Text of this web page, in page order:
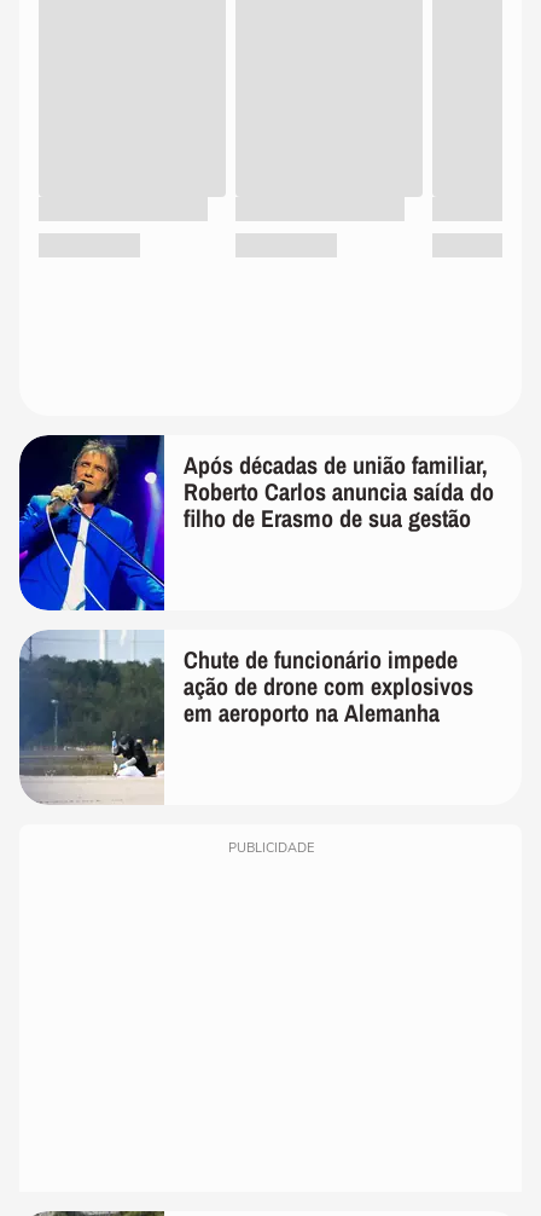
Após décadas de união familiar,
Roberto Carlos anuncia saída do
filho de Erasmo de sua gestão
Chute de funcionário impede
ação de drone com explosivos
em aeroporto na Alemanha
PUBLICIDADE